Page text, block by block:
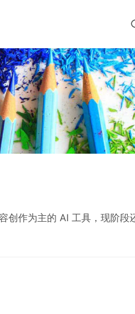
创作为主的 AI 工具，现阶段